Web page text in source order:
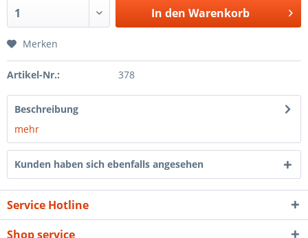
In den Warenkorb
Merken
Artikel-Nr.: 378
Beschreibung
mehr
Kunden haben sich ebenfalls angesehen
Service Hotline
Shop service